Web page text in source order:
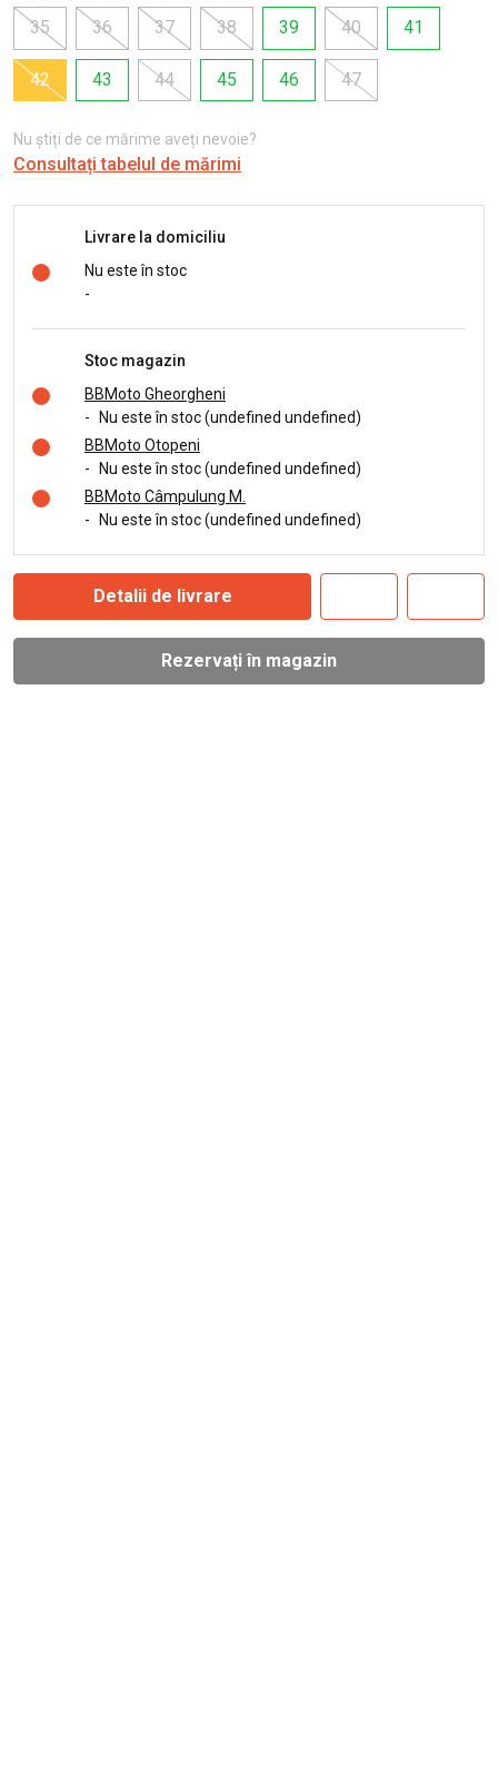
35
36 37 38 39 40 41
42 43 44 45 46 47
Nu știți de ce mărime aveți nevoie?
Consultați tabelul de mărimi
Livrare la domiciliu
Nu este în stoc
-
Stoc magazin
BBMoto Gheorgheni
-
Nu este în stoc (undefined undefined)
BBMoto Otopeni
-
Nu este în stoc (undefined undefined)
BBMoto Câmpulung M.
-
Nu este în stoc (undefined undefined)
Detalii de livrare
Rezervați în magazin